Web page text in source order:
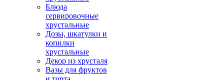
Блюда
сервировочные
хрустальные
Дозы, шкатулки и
копилки
хрустальные
Декор из хрусталя
Вазы для фруктов